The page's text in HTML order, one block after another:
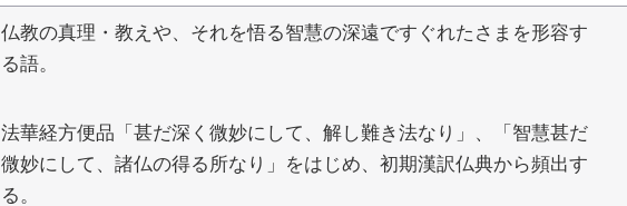
仏教の真理・教えや、それを悟る智慧の深遠ですぐれたさまを形容す
る語。
法華経方便品「甚だ深く微妙にして、解し難き法なり」、「智慧甚だ
微妙にして、諸仏の得る所なり」をはじめ、初期漢訳仏典から頻出す
る。